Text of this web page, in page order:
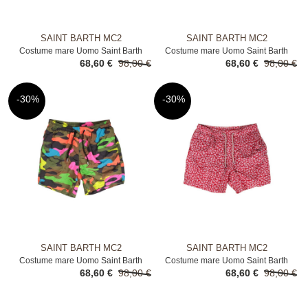
SAINT BARTH MC2
Costume mare Uomo Saint Barth
Mc2 Blue
98,00 €
68,60 €
SAINT BARTH MC2
Costume mare Uomo Saint Barth
Mc2 Blue
98,00 €
68,60 €
-30%
SAINT BARTH MC2
Costume mare Uomo Saint Barth
Mc2 Verde
98,00 €
68,60 €
-30%
SAINT BARTH MC2
Costume mare Uomo Saint Barth
Mc2 Rosso
98,00 €
68,60 €